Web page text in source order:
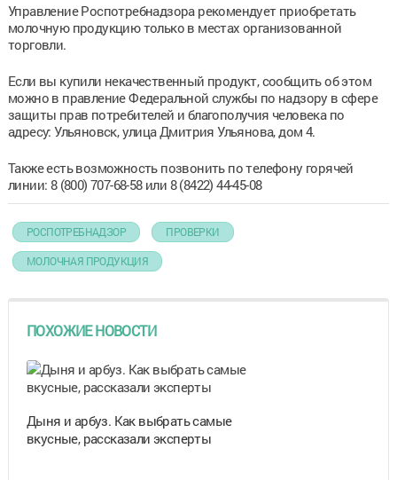
Управление Роспотребнадзора рекомендует приобретать
молочную продукцию только в местах организованной
торговли.
Если вы купили некачественный продукт, сообщить об этом
можно в правление Федеральной службы по надзору в сфере
защиты прав потребителей и благополучия человека по
адресу: Ульяновск, улица Дмитрия Ульянова, дом 4.
Также есть возможность позвонить по телефону горячей
линии: 8 (800) 707-68-58 или 8 (8422) 44-45-08
РОСПОТРЕБНАДЗОР ПРОВЕРКИ
МОЛОЧНАЯ ПРОДУКЦИЯ
ПОХОЖИЕ НОВОСТИ
Дыня и арбуз. Как выбрать самые
вкусные, рассказали эксперты